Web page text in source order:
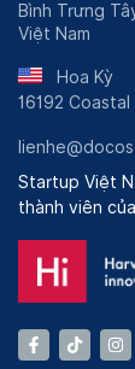
Bình Trưng
Việt Nam
Hoa Kỳ
16192
Startup Việt
thành viên của